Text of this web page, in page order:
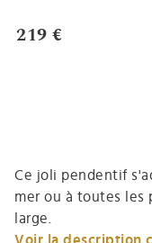
219 €
Ce joli pendentif
mer ou à toutes les
large.